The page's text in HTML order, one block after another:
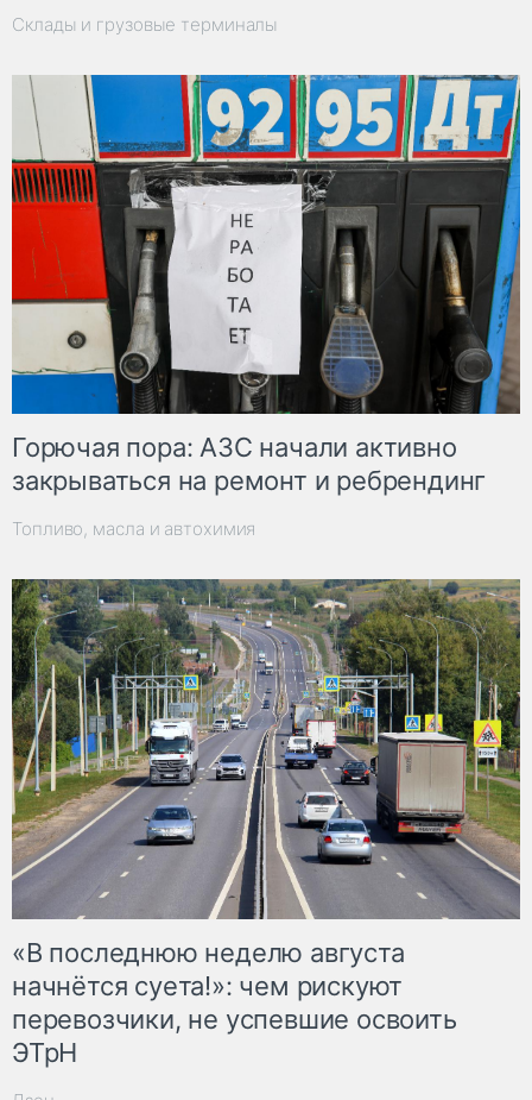
Склады и грузовые терминалы
Горючая пора: АЗС начали активно
закрываться на ремонт и ребрендинг
Топливо, масла и автохимия
«В последнюю неделю августа
начнётся суета!»: чем рискуют
перевозчики, не успевшие освоить
ЭТрН